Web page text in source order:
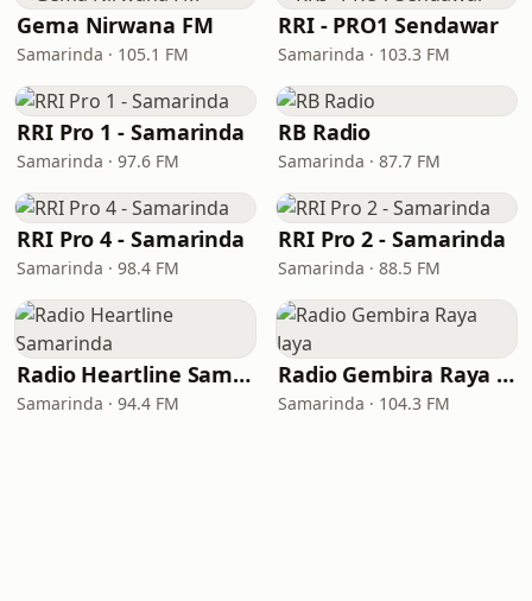
Gema Nirwana FM
Samarinda · 105.1 FM
RRI - PRO1 Sendawar
Samarinda · 103.3 FM
RRI Pro 1 - Samarinda
Samarinda · 97.6 FM
RB Radio
Samarinda · 87.7 FM
RRI Pro 4 - Samarinda
Samarinda · 98.4 FM
RRI Pro 2 - Samarinda
Samarinda · 88.5 FM
Radio Heartline Samarinda
Samarinda · 94.4 FM
Radio Gembira Raya Jaya
Samarinda · 104.3 FM